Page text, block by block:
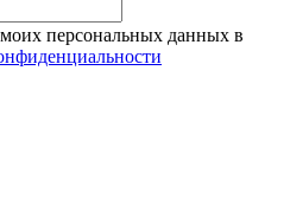
персональных данных в